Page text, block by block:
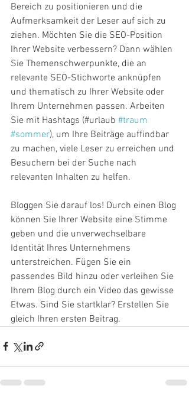
Bereich zu positionieren und die
Aufmerksamkeit der Leser auf sich zu
ziehen. Möchten Sie die SEO-Position
Ihrer Website verbessern? Dann wählen
Sie Themenschwerpunkte, die an
relevante SEO-Stichworte anknüpfen
und thematisch zu Ihrer Website oder
Ihrem Unternehmen passen. Arbeiten
Sie mit Hashtags (#urlaub #traum
#sommer), um Ihre Beiträge auffindbar
zu machen, viele Leser zu erreichen und
Besuchern bei der Suche nach
relevanten Inhalten zu helfen.
Bloggen Sie darauf los! Durch einen Blog
können Sie Ihrer Website eine Stimme
geben und die unverwechselbare
Identität Ihres Unternehmens
unterstreichen. Fügen Sie ein
passendes Bild hinzu oder verleihen Sie
Ihrem Blog durch ein Video das gewisse
Etwas. Sind Sie startklar? Erstellen Sie
gleich Ihren ersten Beitrag.